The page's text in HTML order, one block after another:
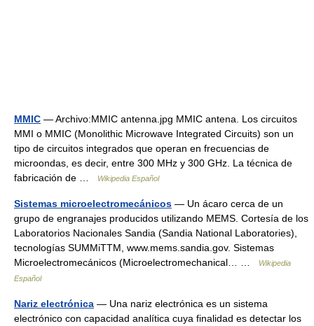
MMIC — Archivo:MMIC antenna.jpg MMIC antena. Los circuitos
MMI o MMIC (Monolithic Microwave Integrated Circuits) son un
tipo de circuitos integrados que operan en frecuencias de
microondas, es decir, entre 300 MHz y 300 GHz. La técnica de
fabricación de …
Wikipedia Español
Sistemas microelectromecánicos — Un ácaro cerca de un
grupo de engranajes producidos utilizando MEMS. Cortesía de los
Laboratorios Nacionales Sandia (Sandia National Laboratories),
tecnologías SUMMiTTM, www.mems.sandia.gov. Sistemas
Microelectromecánicos (Microelectromechanical… …
Wikipedia
Español
Nariz electrónica — Una nariz electrónica es un sistema
electrónico con capacidad analítica cuya finalidad es detectar los